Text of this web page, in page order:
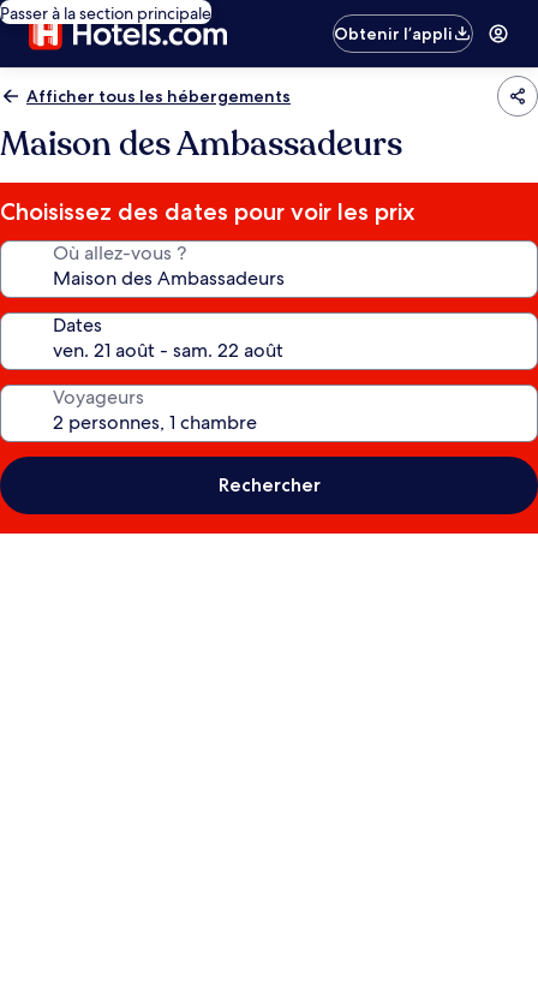
Passer à la section principale
Obtenir l’appli
Afficher tous les hébergements
Maison des Ambassadeurs
Choisissez des dates pour voir les prix
Où allez-vous ?
Dates
Voyageurs
Rechercher